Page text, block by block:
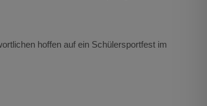
hoffen auf ein Schülersportfest im